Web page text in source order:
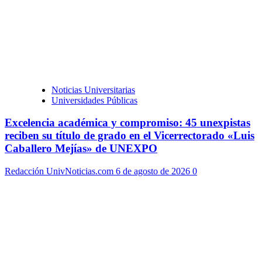
Noticias Universitarias
Universidades Públicas
Excelencia académica y compromiso: 45 unexpistas
reciben su título de grado en el Vicerrectorado «Luis
Caballero Mejías» de UNEXPO
Redacción UnivNoticias.com 6 de agosto de 2026 0